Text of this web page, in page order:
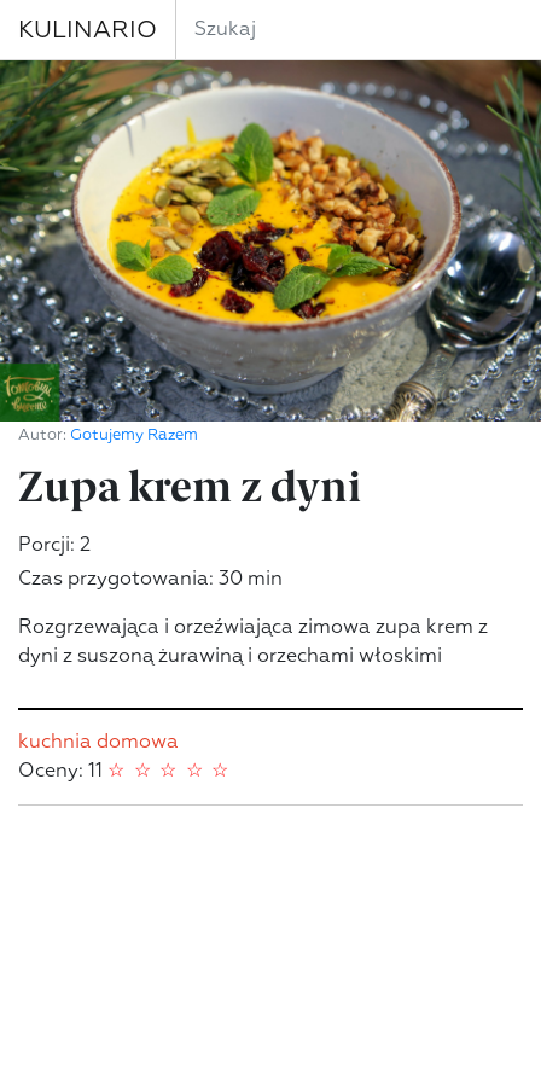
KULINARIO
Autor: Gotujemy Razem
Zupa krem z dyni
Porcji: 2
Czas przygotowania: 30 min
Rozgrzewająca i orzeźwiająca zimowa zupa krem z
dyni z suszoną żurawiną i orzechami włoskimi
kuchnia domowa
Oceny: 11
☆
☆
☆
☆
☆